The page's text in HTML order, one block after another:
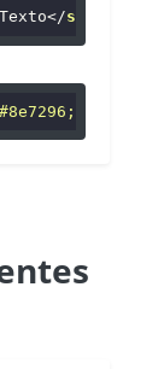
Texto</span